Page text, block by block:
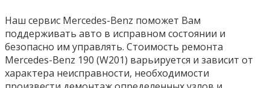
Наш сервис Mercedes-Benz поможет Вам
поддерживать авто в исправном состоянии и
безопасно им управлять. Стоимость ремонта
Mercedes-Benz 190 (W201) варьируется и зависит от
характера неисправности, необходимости